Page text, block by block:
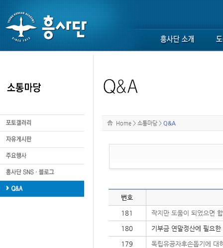
Home > 소통마당 > Q&A
번호
181 작지만 도움이 되었으면
180 기부금 연말정산에 필요한
179 독립유공자후손돕기에 대